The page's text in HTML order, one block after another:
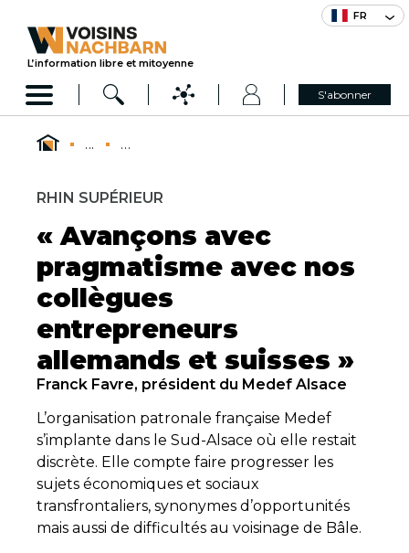
FR
L’information libre et mitoyenne
S'abonner
... ...
RHIN SUPÉRIEUR
« Avançons avec
pragmatisme avec nos
collègues
entrepreneurs
allemands et suisses »
Franck Favre, président du Medef Alsace
L’organisation patronale française Medef
s’implante dans le Sud-Alsace où elle restait
discrète. Elle compte faire progresser les
sujets économiques et sociaux
transfrontaliers, synonymes d’opportunités
mais aussi de difficultés au voisinage de Bâle.